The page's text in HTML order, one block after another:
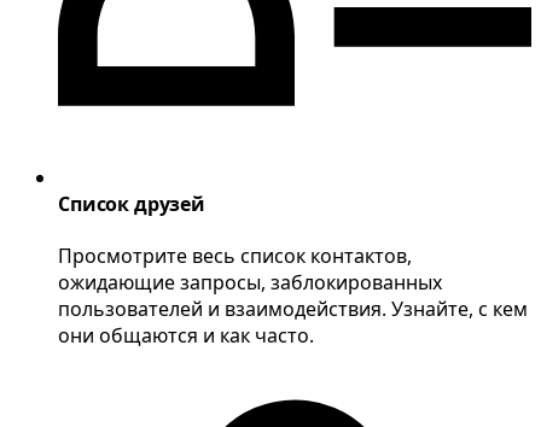
Список друзей
Просмотрите весь список контактов,
ожидающие запросы, заблокированных
пользователей и взаимодействия. Узнайте, с кем
они общаются и как часто.